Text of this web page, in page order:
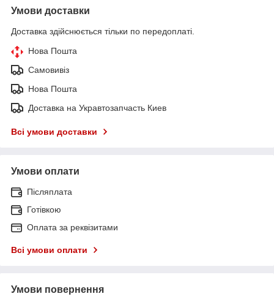
Умови доставки
Доставка здійснюється тільки по передоплаті.
Нова Пошта
Самовивіз
Нова Пошта
Доставка на Укравтозапчасть Киев
Всі умови доставки
Умови оплати
Післяплата
Готівкою
Оплата за реквізитами
Всі умови оплати
Умови повернення